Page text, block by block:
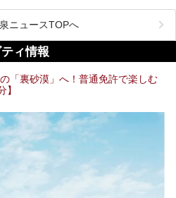
したい施設14選をご紹介します。
。
てしまい、「このまま朝までゆっくりでき
と探した経験がある人も多いのではないで
、東京でおすすめのスーパー銭湯を、目的
できる施設や、1,000円以下で楽しめる安
日レジャーにもぴったりなエンタメ要素
、利用のシーンに合わせて参考にしてく
ニュースTOPへ
ィ情報
「裏砂漠」へ！普通免許で楽しむ
】